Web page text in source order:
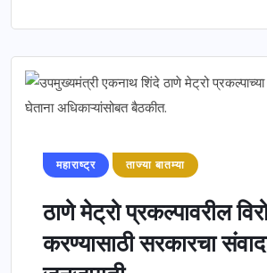
महाराष्ट्र ताज्या बातम्या
ठाणे मेट्रो प्रकल्पावरील
करण्यासाठी सरकारचा